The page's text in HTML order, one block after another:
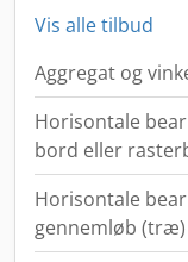
Vis alle tilbud
Aggregat og
Horisontale
bord eller
Horisontale
gennemløb (træ)